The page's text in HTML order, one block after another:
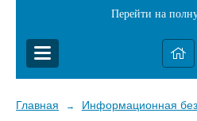
Перейти на
Главная →
Информационная